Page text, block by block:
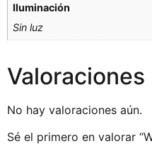
Iluminación
Sin luz
Valoraciones
No hay valoraciones aún.
Sé el primero en valorar